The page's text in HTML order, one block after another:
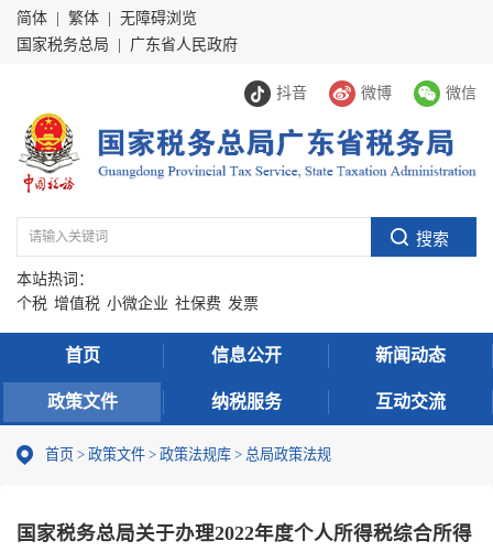
简体 繁体
无障碍浏览
国家税务总局
广东省人民政府
抖音 微博 微信
本站热词：
个税 增值税 小微企业 社保费 发票
首页 信息公开 新闻动态
政策文件 纳税服务 互动交流
首页 > 政策文件 > 政策法规库 > 总局政策法规
国家税务总局关于办理2022年度个人所得税综合所得